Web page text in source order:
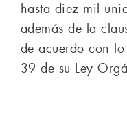
hasta diez mil
además de la
de acuerdo con
39 de su Ley